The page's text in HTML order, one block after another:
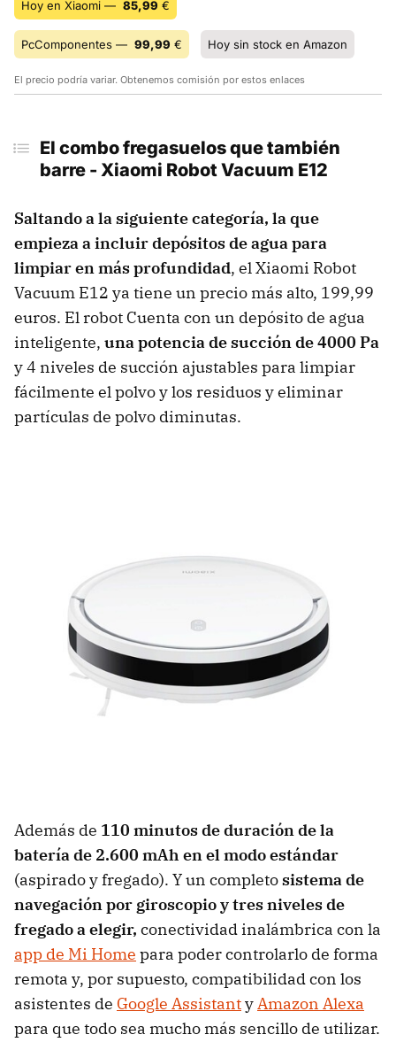
Hoy en Xiaomi — 85,99 €
PcComponentes — 99,99 € Hoy sin stock en Amazon
El precio podría variar. Obtenemos comisión por estos enlaces
El combo fregasuelos que también
barre - Xiaomi Robot Vacuum E12
Saltando a la siguiente categoría, la que
empieza a incluir depósitos de agua para
limpiar en más profundidad, el Xiaomi Robot
Vacuum E12 ya tiene un precio más alto, 199,99
euros. El robot Cuenta con un depósito de agua
inteligente, una potencia de succión de 4000 Pa
y 4 niveles de succión ajustables para limpiar
fácilmente el polvo y los residuos y eliminar
partículas de polvo diminutas.
Además de 110 minutos de duración de la
batería de 2.600 mAh en el modo estándar
(aspirado y fregado). Y un completosistema de
navegación por giroscopio y tres niveles de
fregado a elegir, conectividad inalámbrica con la
app de Mi Home para poder controlarlo de forma
remota y, por supuesto, compatibilidad con los
asistentes de Google AssistantyAmazon Alexa
para que todo sea mucho más sencillo de utilizar.